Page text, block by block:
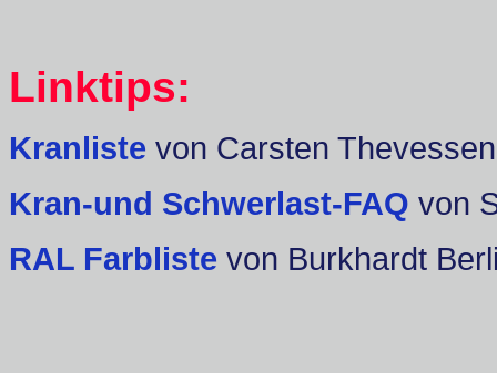
Linktips:
Kranliste von Carsten Thevessen
Kran-und Schwerlast-FAQ von
RAL Farbliste von Burkhardt